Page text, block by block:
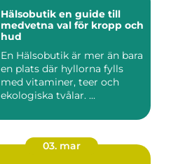
Hälsobutik en guide till
medvetna val för kropp och
hud
En Hälsobutik är mer än bara
en plats där hyllorna fylls
med vitaminer, teer och
ekologiska tvålar. ...
03. mar